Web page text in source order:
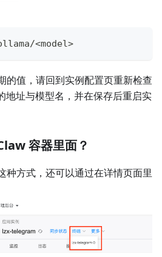
<model>
的值，请回到实例配置页重新检查
址与模型名，并在保存后重启实
容器里面？
种方式，还可以通过在详情页面里